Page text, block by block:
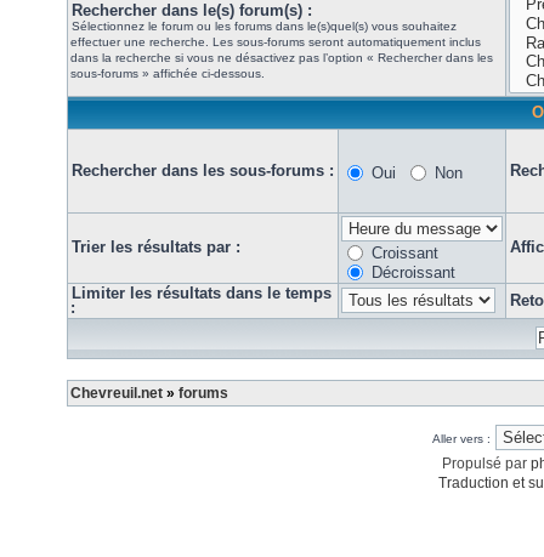
Rechercher dans le(s) forum(s) :
Sélectionnez le forum ou les forums dans le(s)quel(s) vous souhaitez
effectuer une recherche. Les sous-forums seront automatiquement inclus
dans la recherche si vous ne désactivez pas l’option « Rechercher dans les
sous-forums » affichée ci-dessous.
Rechercher dans les sous-forums : Oui Non
Trier les résultats par :
Croissant
Décroissant
Limiter les résultats dans le temps
:
Chevreuil.net » forums
Aller vers :
Propulsé par
Traduction et